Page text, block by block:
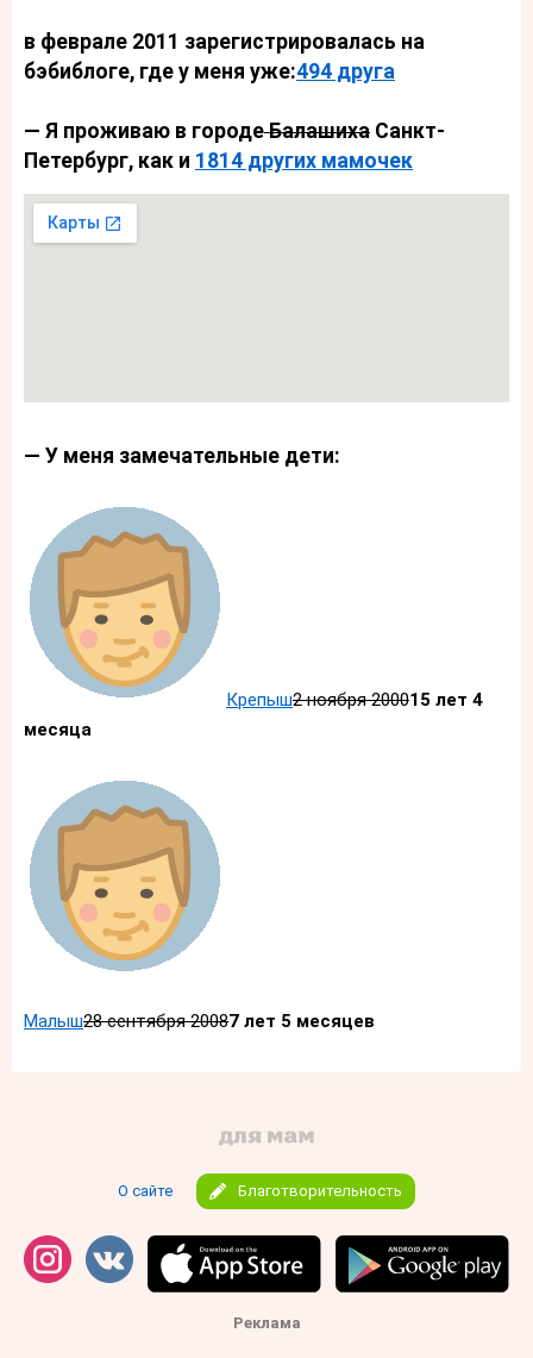
в феврале 2011 зарегистрировалась на
бэбиблоге, где у меня уже:494 друга
— Я проживаю в городеБалашиха Санкт-
Петербург, как и 1814 других мамочек
— У меня замечательные дети:
Крепыш2 ноября 200015 лет 4
месяца
Малыш28 сентября 20087 лет 5 месяцев
О сайте Благотворительность
Реклама